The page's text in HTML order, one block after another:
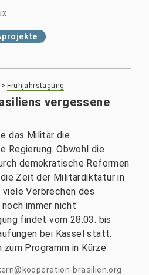
> Frühjahrstagung
vergessene
das Militär die
Regierung. Obwohl die
demokratische Reformen
Zeit der Militärdiktatur in
Verbrechen des
immer nicht
findet vom 28.03. bis
bei Kassel statt.
Programm in Kürze
brasilien.org